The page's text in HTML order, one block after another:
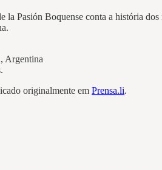
la Pasión Boquense conta a história
Argentina
originalmente em Prensa.li.